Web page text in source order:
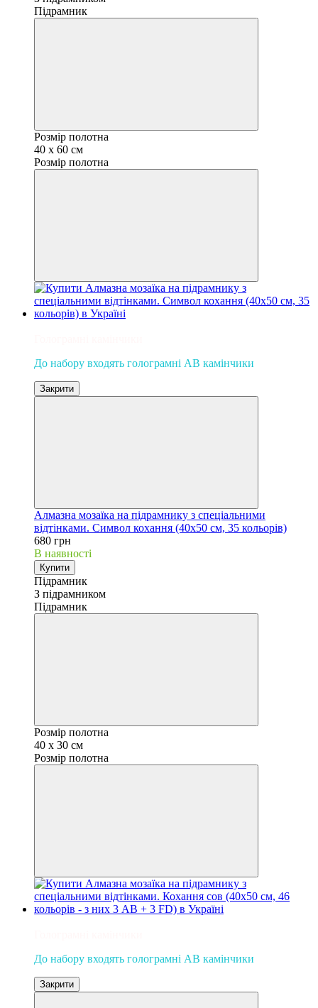
Підрамник
Розмір полотна
40 x 60 см
Розмір полотна
До набору входять голограмні AB камінчики
Закрити
Алмазна мозаїка на підрамнику з спеціальними
відтінками. Символ кохання (40х50 см, 35 кольорів)
680 грн
В наявності
Купити
Підрамник
З підрамником
Підрамник
Розмір полотна
40 x 30 см
Розмір полотна
До набору входять голограмні AB камінчики
Закрити